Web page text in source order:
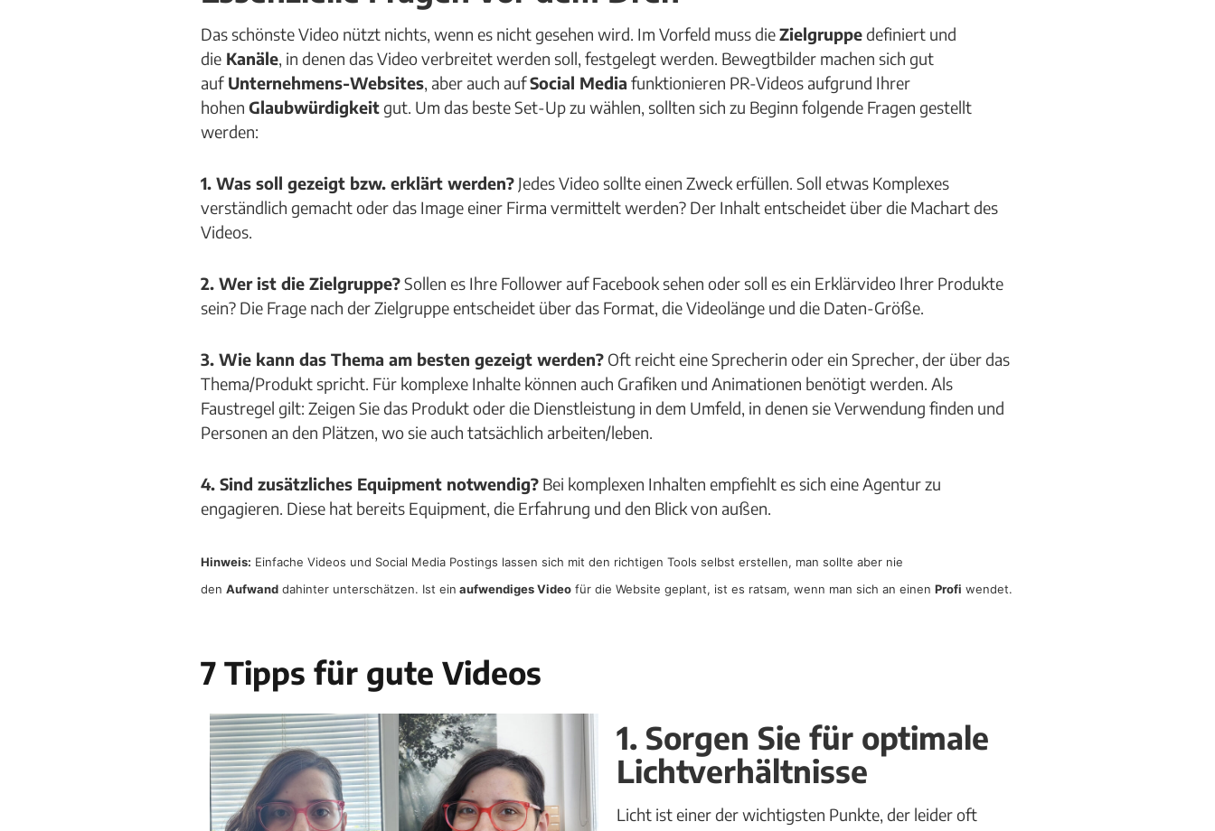
Das schönste Video nützt nichts, wenn es nicht gesehen wird. Im Vorfeld muss dieZielgruppedefiniert und
die Kanäle, in denen das Video verbreitet werden soll, festgelegt werden. Bewegtbilder machen sich gut
aufUnternehmens-Websites, aber auch aufSocial Media funktionieren PR-Videos aufgrund Ihrer
hohen Glaubwürdigkeitgut. Um das beste Set-Up zu wählen, sollten sich zu Beginn folgende Fragen gestellt
werden:
1. Was soll gezeigt bzw. erklärt werden? Jedes Video sollte einen Zweck erfüllen. Soll etwas Komplexes
verständlich gemacht oder das Image einer Firma vermittelt werden? Der Inhalt entscheidet über die Machart des
Videos.
2. Wer ist die Zielgruppe?Sollen es Ihre Follower auf Facebook sehen oder soll es ein Erklärvideo Ihrer Produkte
sein? Die Frage nach der Zielgruppe entscheidet über das Format, die Videolänge und die Daten-Größe.
3. Wie kann das Thema am besten gezeigt werden? Oft reicht eine Sprecherin oder ein Sprecher, der über das
Thema/Produkt spricht. Für komplexe Inhalte können auch Grafiken und Animationen benötigt werden. Als
Faustregel gilt: Zeigen Sie das Produkt oder die Dienstleistung in dem Umfeld, in denen sie Verwendung finden und
Personen an den Plätzen, wo sie auch tatsächlich arbeiten/leben.
4. Sind zusätzliches Equipment notwendig? Bei komplexen Inhalten empfiehlt es sich eine Agentur zu
engagieren. Diese hat bereits Equipment, die Erfahrung und den Blick von außen.
Hinweis: Einfache Videos und Social Media Postings lassen sich mit den richtigen Tools selbst erstellen, man sollte aber nie
den Aufwand dahinter unterschätzen. Ist ein aufwendiges Video für die Website geplant, ist es ratsam, wenn man sich an einen Profi wendet.
7 Tipps für gute Videos
1. Sorgen Sie für optimale
Lichtverhältnisse
Licht ist einer der wichtigsten Punkte, der leider oft